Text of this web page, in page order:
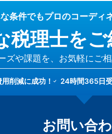
条件でもプロのコーディ
税理士をご
ズや課題を、お気軽にご
削減に成功！ 24時間365日
お問い合